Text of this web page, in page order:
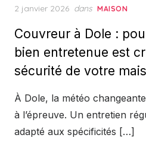
Posted
2 janvier 2026 dans MAISON
Couvreur à Dole :
bien entretenue est
sécurité de votre
À Dole, la météo
à l’épreuve. Un entretien
adapté aux spécificités […]